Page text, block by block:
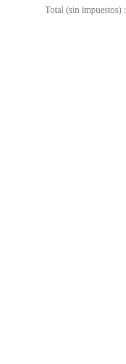
Total (sin impuestos) :